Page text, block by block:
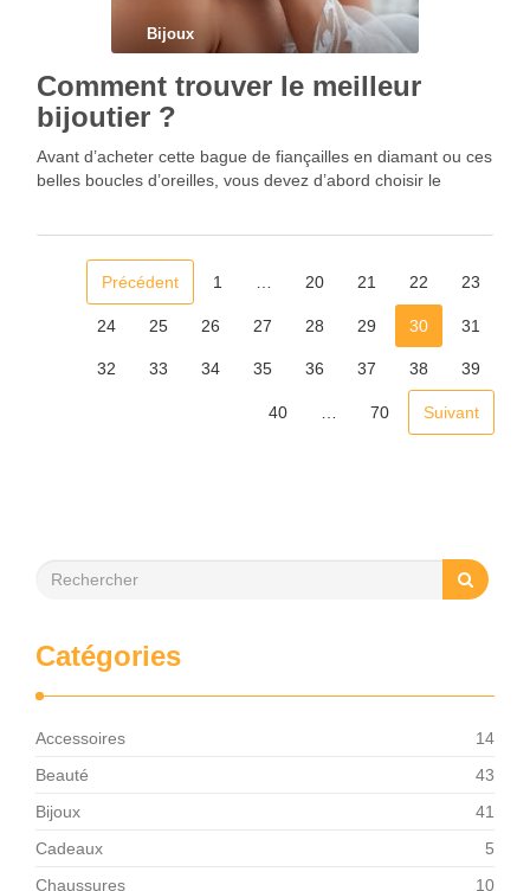
Bijoux
Comment trouver le meilleur
bijoutier ?
Avant d’acheter cette bague de fiançailles en diamant ou ces
belles boucles d’oreilles, vous devez d’abord choisir le
Précédent 1 20 21 22 23
24 25 26 27 28 29 30 31
32 33 34 35 36 37 38 39
40 70 Suivant
Catégories
Accessoires
14
Beauté
43
Bijoux
41
Cadeaux
5
Chaussures
10